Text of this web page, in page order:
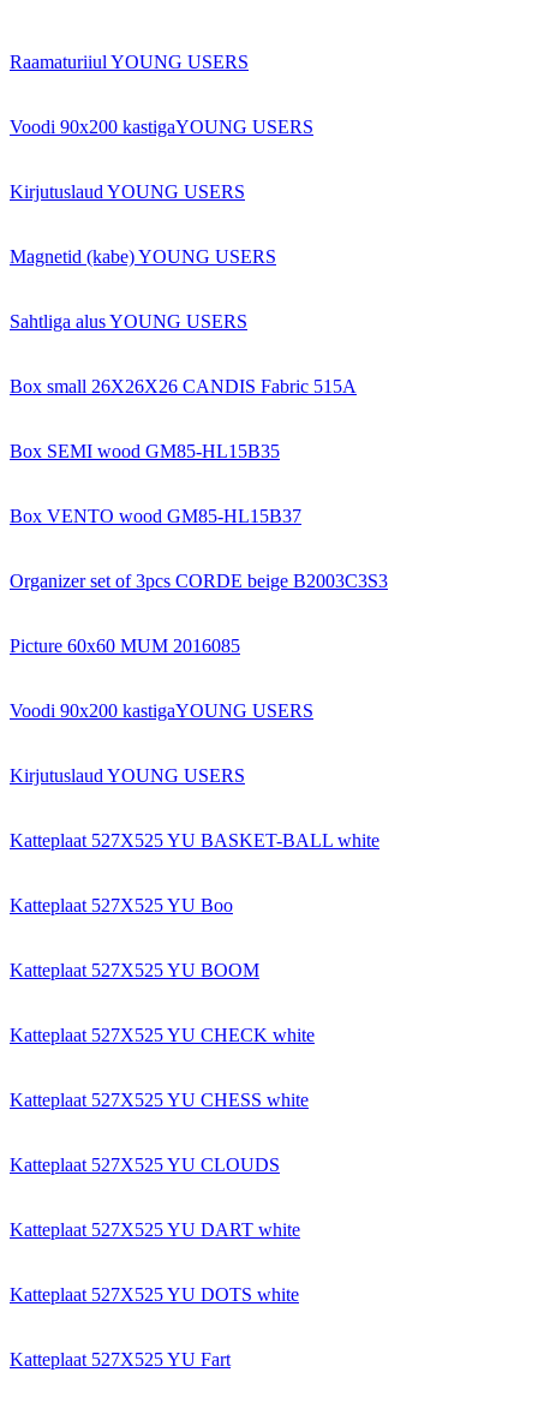
Raamaturiiul YOUNG USERS
Voodi 90x200 kastigaYOUNG USERS
Kirjutuslaud YOUNG USERS
Magnetid (kabe) YOUNG USERS
Sahtliga alus YOUNG USERS
Box small 26X26X26 CANDIS Fabric 515A
Box SEMI wood GM85-HL15B35
Box VENTO wood GM85-HL15B37
Organizer set of 3pcs CORDE beige B2003C3S3
Picture 60x60 MUM 2016085
Voodi 90x200 kastigaYOUNG USERS
Kirjutuslaud YOUNG USERS
Katteplaat 527X525 YU BASKET-BALL white
Katteplaat 527X525 YU Boo
Katteplaat 527X525 YU BOOM
Katteplaat 527X525 YU CHECK white
Katteplaat 527X525 YU CHESS white
Katteplaat 527X525 YU CLOUDS
Katteplaat 527X525 YU DART white
Katteplaat 527X525 YU DOTS white
Katteplaat 527X525 YU Fart